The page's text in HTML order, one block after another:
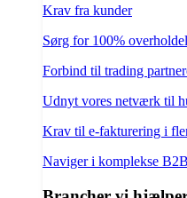
Krav fra kunder
Sørg for 100%
Forbind til trading
Udnyt vores netværk til
Krav til e-fakturering i
Naviger i komplekse